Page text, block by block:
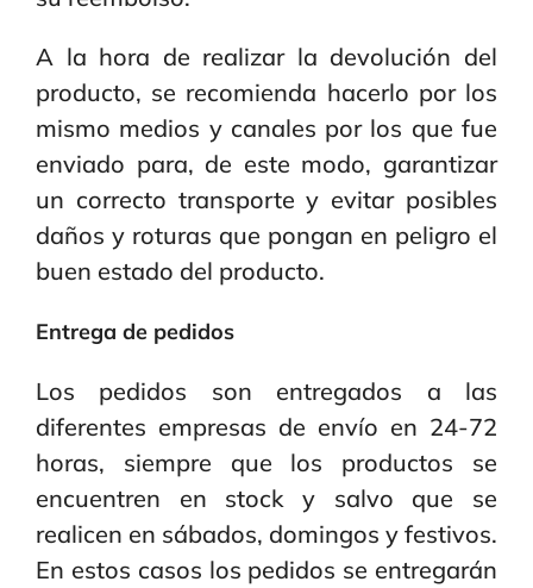
A la hora de realizar la devolución del
producto, se recomienda hacerlo por los
mismo medios y canales por los que fue
enviado para, de este modo, garantizar
un correcto transporte y evitar posibles
daños y roturas que pongan en peligro el
buen estado del producto.
Entrega de pedidos
Los pedidos son entregados a las
diferentes empresas de envío en 24-72
horas, siempre que los productos se
encuentren en stock y salvo que se
realicen en sábados, domingos y festivos.
En estos casos los pedidos se entregarán